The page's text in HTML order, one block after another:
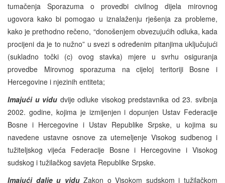
tumačenja Sporazuma o provedbi civilnog dijela mirovnog
ugovora kako bi pomogao u iznalaženju rješenja za probleme,
kako je prethodno rečeno, “donošenjem obvezujućih odluka, kada
procijeni da je to nužno” u svezi s određenim pitanjima uključujući
(sukladno točki (c) ovog stavka) mjere u svrhu osiguranja
provedbe Mirovnog sporazuma na cijeloj teritoriji Bosne i
Hercegovine i njezinih entiteta;
Imajući u vidu dvije odluke visokog predstavnika od 23. svibnja
2002. godine, kojima je izmijenjen i dopunjen Ustav Federacije
Bosne i Hercegovine i Ustav Republike Srpske, u kojima su
navedene ustavne osnove za utemeljenje Visokog sudbenog i
tužiteljskog vijeća Federacije Bosne i Hercegovine i Visokog
sudskog i tužilačkog savjeta Republike Srpske.
Imajući dalje u viduZakon o Visokom sudskom i tužilačkom